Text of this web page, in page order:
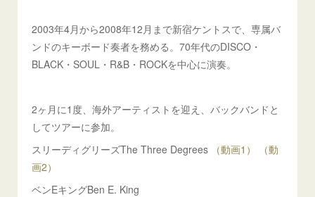
2003年4月から2008年12月まで新宿ケントスで、専属バ
ンドのキーボード奏者を務める。70年代のDISCO・
BLACK・SOUL・R&B・ROCKを中心に演奏。
2ヶ月に1度、海外アーティストを迎え、バックバンドと
してツアーに参加。
スリーディグリーズThe Three Degrees
（動画1）
（動
画2）
ベンEキングBen E. King